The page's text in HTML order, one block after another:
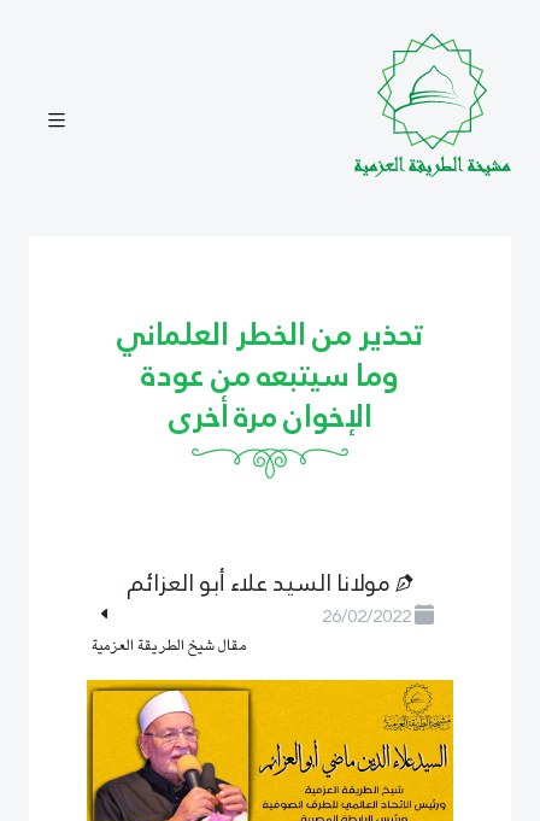
تحذير من الخطر العلماني
وما سيتبعه من عودة
الإخوان مرة أخرى
مولانا السيد علاء أبو العزائم
26/02/2022
مقال شيخ الطريقة العزمية